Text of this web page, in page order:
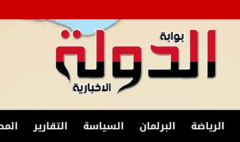
الرياضة البرلمان السياسة التقارير